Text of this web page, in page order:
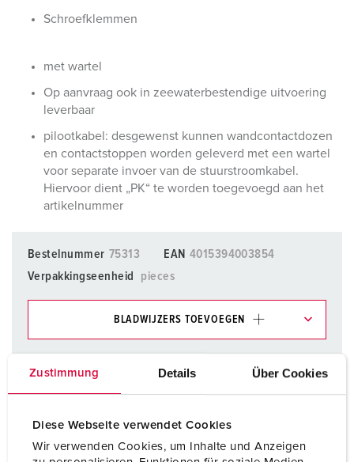
Zustimmung Details Über Cookies
Diese Webseite verwendet Cookies
Wir verwenden Cookies, um Inhalte und Anzeigen
Schroefklemmen
met wartel
Op aanvraag ook in zeewaterbestendige uitvoering
leverbaar
pilootkabel: desgewenst kunnen wandcontactdozen
en contactstoppen worden geleverd met een wartel
voor separate invoer van de stuurstroomkabel.
Hiervoor dient „PK“ te worden toegevoegd aan het
artikelnummer
Bestelnummer 75313 EAN 4015394003854
Verpakkingseenheid
pieces
BLADWIJZERS TOEVOEGEN
Onze producten kunt u in het gedeelte
verlanglijstje/winkelmand in verschillende lijsten beheren.
Mijn lijst(0) TOEVOEGEN